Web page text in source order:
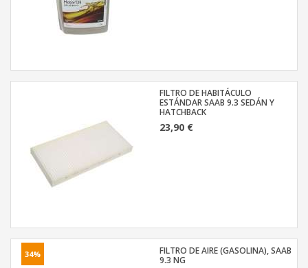
FILTRO DE HABITÁCULO
ESTÁNDAR SAAB 9.3 SEDÁN Y
HATCHBACK
23,90 €
34%
FILTRO DE AIRE (GASOLINA), SAAB
9.3 NG